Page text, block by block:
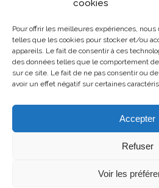
cookies
Pour offrir les meilleures expériences,
telles que les cookies pour stocker et/ou
appareils. Le fait de consentir à ces
des données telles que le comportement
sur ce site. Le fait de ne pas consentir ou
avoir un effet négatif sur certaines
Accepter
Refuser
Voir les
Tous droits réservés @2019 CPRMV
| Centre de prévention de la
radicalisation menant à la violence
(CPRMV)